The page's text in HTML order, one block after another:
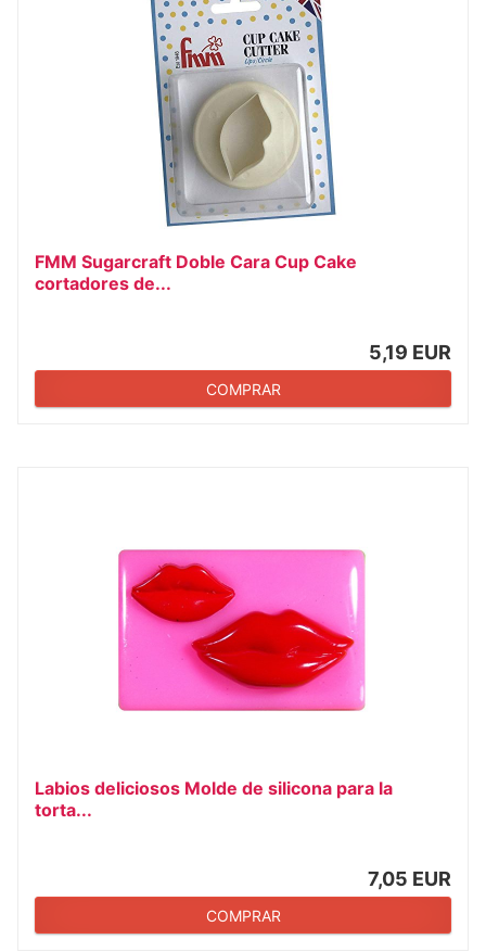
FMM Sugarcraft Doble Cara Cup Cake
cortadores de...
5,19 EUR
COMPRAR
Labios deliciosos Molde de silicona para la
torta...
7,05 EUR
COMPRAR